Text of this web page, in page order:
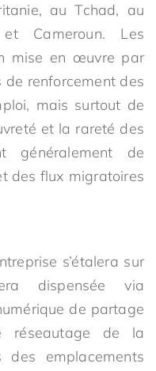
au Tchad, au
Cameroun. Les
mise en œuvre par
de renforcement des
mais surtout de
et la rareté des
généralement de
des flux migratoires.
s’étalera sur
dispensée via
de partage
réseautage de la
emplacements